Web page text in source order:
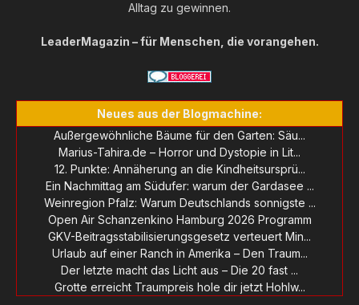
Alltag zu gewinnen.
LeaderMagazin – für Menschen, die vorangehen.
Neues aus der Blogmachine:
Außergewöhnliche Bäume für den Garten: Säu...
Marius-Tahira.de – Horror und Dystopie in Lit...
12. Punkte: Annäherung an die Kindheitsursprü...
Ein Nachmittag am Südufer: warum der Gardasee ...
Weinregion Pfalz: Warum Deutschlands sonnigste ...
Open Air Schanzenkino Hamburg 2026 Programm
GKV-Beitragsstabilisierungsgesetz verteuert Min...
Urlaub auf einer Ranch in Amerika – Den Traum...
Der letzte macht das Licht aus – Die 20 fast ...
Grotte erreicht Traumpreis hole dir jetzt Hohlw...